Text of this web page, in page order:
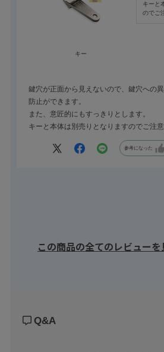
キー
キーと
のでご
鍵穴が正面から見えないので、鍵穴への
防止ができます。
また、意匠的にもすっきりとします。
キーと本体は別売りとなりますのでご注意
参考になった
この商品の全てのレビューを
Q&A